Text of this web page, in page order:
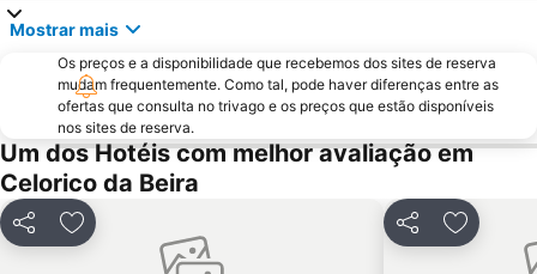
Mostrar mais
Os preços e a disponibilidade que recebemos dos sites de reserva
mudam frequentemente. Como tal, pode haver diferenças entre as
ofertas que consulta no trivago e os preços que estão disponíveis
nos sites de reserva.
Um dos Hotéis com melhor avaliação em
Celorico da Beira
PartilharAdicionar aos favoritos Partilhar